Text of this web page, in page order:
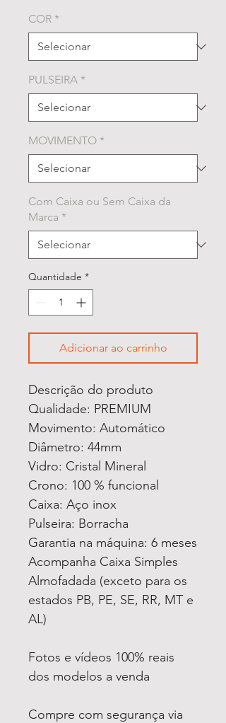
COR *
PULSEIRA *
MOVIMENTO *
Com Caixa ou Sem Caixa da
Marca *
Quantidade *
Adicionar ao carrinho
Descrição do produto
Qualidade: PREMIUM
Movimento: Automático
Diâmetro: 44mm
Vidro: Cristal Mineral
Crono: 100 % funcional
Caixa: Aço inox
Pulseira: Borracha
Garantia na máquina: 6 meses
Acompanha Caixa Simples
Almofadada (exceto para os
estados PB, PE, SE, RR, MT e
AL)
Fotos e vídeos 100% reais
dos modelos a venda
Compre com segurança via